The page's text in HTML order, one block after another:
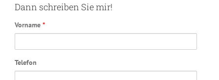
Dann schreiben Sie mir!
Vorname *
Telefon